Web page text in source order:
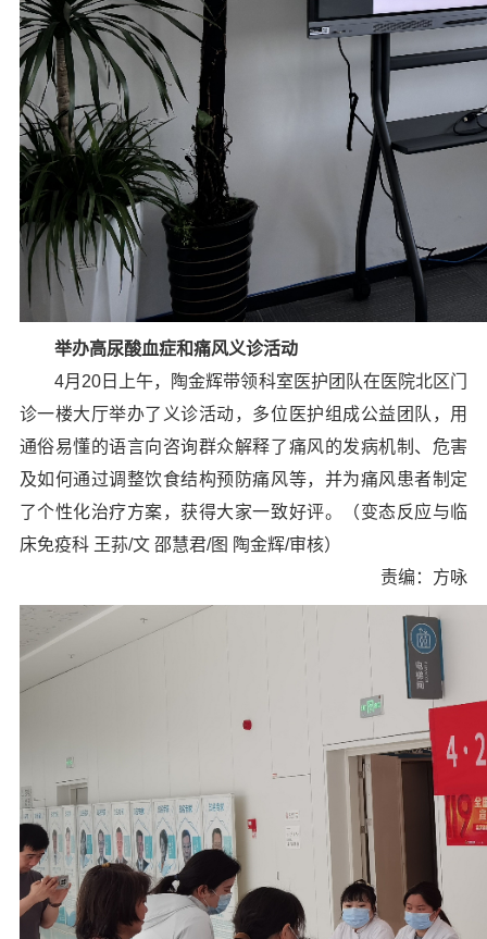
举办高尿酸血症和痛风义诊活动
4月20日上午，陶金辉带领科室医护团队在医院北区门
诊一楼大厅举办了义诊活动，多位医护组成公益团队，用
通俗易懂的语言向咨询群众解释了痛风的发病机制、危害
及如何通过调整饮食结构预防痛风等，并为痛风患者制定
了个性化治疗方案，获得大家一致好评。（变态反应与临
床免疫科 王荪/文 邵慧君/图 陶金辉/审核）
责编：方咏